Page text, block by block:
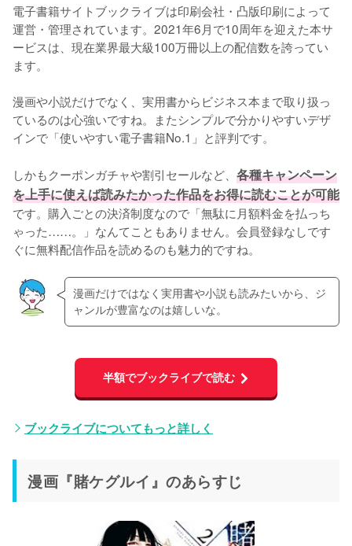
電子書籍サイトブックライブは印刷会社・凸版印刷によって
運営・管理されています。2021年6月で10周年を迎えた本サ
ービスは、現在業界最大級100万冊以上の配信数を誇ってい
ます。
漫画や小説だけでなく、実用書からビジネス本まで取り扱っ
ているのは心強いですね。またシンプルで分かりやすいデザ
インで「使いやすい電子書籍No.1」と評判です。
しかもクーポンガチャや割引セールなど、 各種キャンペーン
を上手に使えば読みたかった作品をお得に読むことが可能
です。購入ごとの決済制度なので「無駄に月額料金を払っち
ゃった……。」なんてこともありません。会員登録なしです
ぐに無料配信作品を読めるのも魅力的ですね。
漫画だけではなく実用書や小説も読みたいから、ジ
ャンルが豊富なのは嬉しいな。
半額でブックライブで読む
ブックライブについてもっと詳しく
漫画『賭ケグルイ』のあらすじ